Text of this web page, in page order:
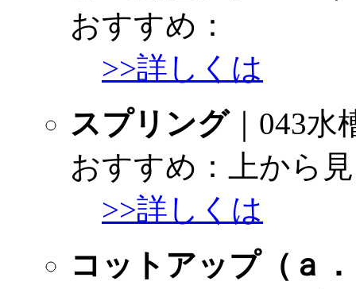
おすすめ：
>>詳しくは
スプリング｜043水
おすすめ：上から
>>詳しくは
コットアップ（ａ